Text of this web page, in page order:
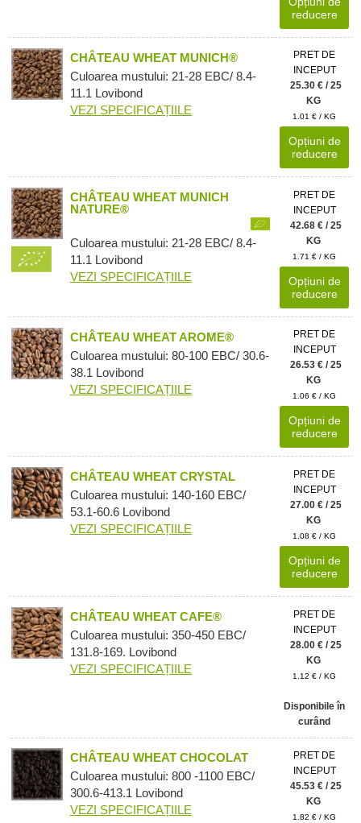
reducere
CHÂTEAU WHEAT MUNICH®
Culoarea mustului: 21-28 EBC/ 8.4-
11.1 Lovibond
VEZI SPECIFICAȚIILE
PRET DE
INCEPUT
25.30 € / 25
KG
1.01 € / KG
Opțiuni de
reducere
CHÂTEAU WHEAT MUNICH
NATURE®
Culoarea mustului: 21-28 EBC/ 8.4-
11.1 Lovibond
VEZI SPECIFICAȚIILE
PRET DE
INCEPUT
42.68 € / 25
KG
1.71 € / KG
Opțiuni de
reducere
CHÂTEAU WHEAT AROME®
Culoarea mustului: 80-100 EBC/ 30.6-
38.1 Lovibond
VEZI SPECIFICAȚIILE
PRET DE
INCEPUT
26.53 € / 25
KG
1.06 € / KG
Opțiuni de
reducere
CHÂTEAU WHEAT CRYSTAL
Culoarea mustului: 140-160 EBC/
53.1-60.6 Lovibond
VEZI SPECIFICAȚIILE
PRET DE
INCEPUT
27.00 € / 25
KG
1.08 € / KG
Opțiuni de
reducere
CHÂTEAU WHEAT CAFE®
Culoarea mustului: 350-450 EBC/
131.8-169. Lovibond
VEZI SPECIFICAȚIILE
PRET DE
INCEPUT
28.00 € / 25
KG
1.12 € / KG
Disponibile în
curând
CHÂTEAU WHEAT CHOCOLAT
Culoarea mustului: 800 -1100 EBC/
300.6-413.1 Lovibond
VEZI SPECIFICAȚIILE
PRET DE
INCEPUT
45.53 € / 25
KG
1.82 € / KG